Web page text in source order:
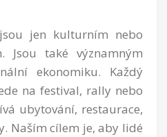
jen kulturním nebo
Jsou také významným
ekonomiku. Každý
na festival, rally nebo
ubytování, restaurace,
Naším cílem je, aby lidé